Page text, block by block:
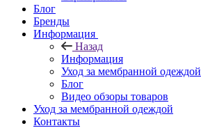
Блог
Бренды
Информация
Назад
Информация
Уход за мембранной одеждой
Блог
Видео обзоры товаров
Уход за мембранной одеждой
Контакты